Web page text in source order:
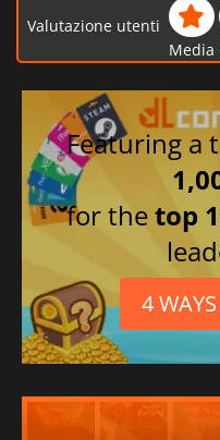
Valutazione utenti
Media
Featuring a
for thetop
4